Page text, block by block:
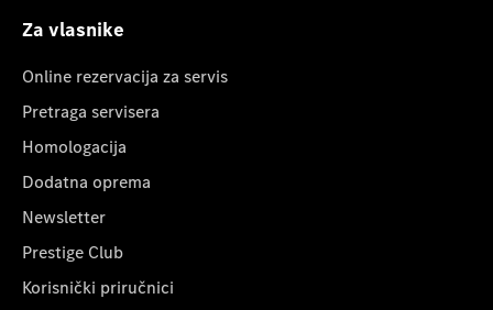
Za vlasnike
Online rezervacija za servis
Pretraga servisera
Homologacija
Dodatna oprema
Newsletter
Prestige Club
Korisnički priručnici